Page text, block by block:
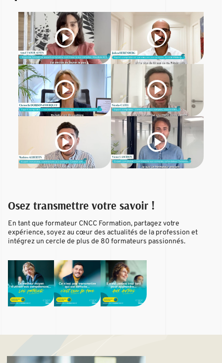
Osez transmettre votre savoir !
En tant que formateur CNCC Formation, partagez votre
expérience, soyez au cœur des actualités de la profession et
intégrez un cercle de plus de 80 formateurs passionnés.